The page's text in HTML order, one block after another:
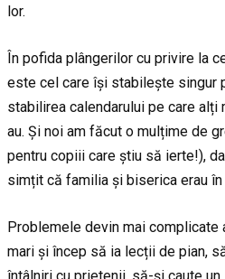
lor.
În pofida plângerilor cu privire la
este cel care își stabilește singur
stabilirea calendarului pe care
au. Și noi am făcut o mulțime de
pentru copiii care știu să ierte!),
simțit că familia și biserica erau
Problemele devin mai complicate
mari și încep să ia lecții de pian,